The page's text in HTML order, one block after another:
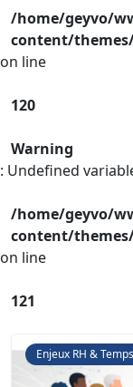
/home/geyvo/
content/
on line
120
Warning
: Undefined
/home/geyvo/
content/
on line
121
Enjeux RH &